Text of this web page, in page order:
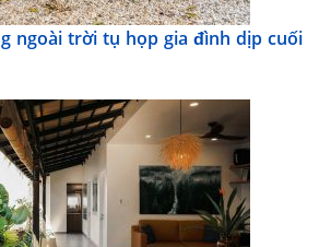
ngoài trời tụ họp gia đình dịp cuối